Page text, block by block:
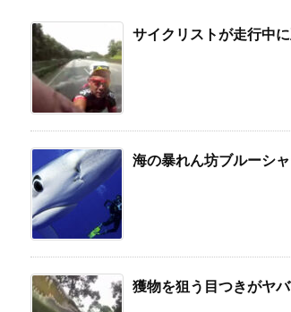
サイクリストが走行中
海の暴れん坊ブルーシ
獲物を狙う目つきがヤ